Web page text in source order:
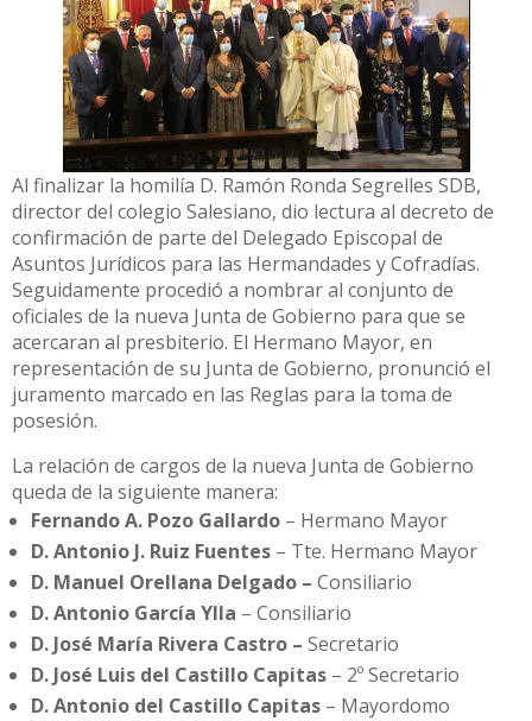
Al finalizar la homilía D. Ramón Ronda Segrelles SDB,
director del colegio Salesiano, dio lectura al decreto de
confirmación de parte del Delegado Episcopal de
Asuntos Jurídicos para las Hermandades y Cofradías.
Seguidamente procedió a nombrar al conjunto de
oficiales de la nueva Junta de Gobierno para que se
acercaran al presbiterio. El Hermano Mayor, en
representación de su Junta de Gobierno, pronunció el
juramento marcado en las Reglas para la toma de
posesión.
La relación de cargos de la nueva Junta de Gobierno
queda de la siguiente manera:
Fernando A. Pozo Gallardo – Hermano Mayor
D. Antonio J. Ruiz Fuentes – Tte. Hermano Mayor
D. Manuel Orellana Delgado – Consiliario
D. Antonio García Ylla – Consiliario
D. José María Rivera Castro – Secretario
D. José Luis del Castillo Capitas – 2º Secretario
D. Antonio del Castillo Capitas – Mayordomo